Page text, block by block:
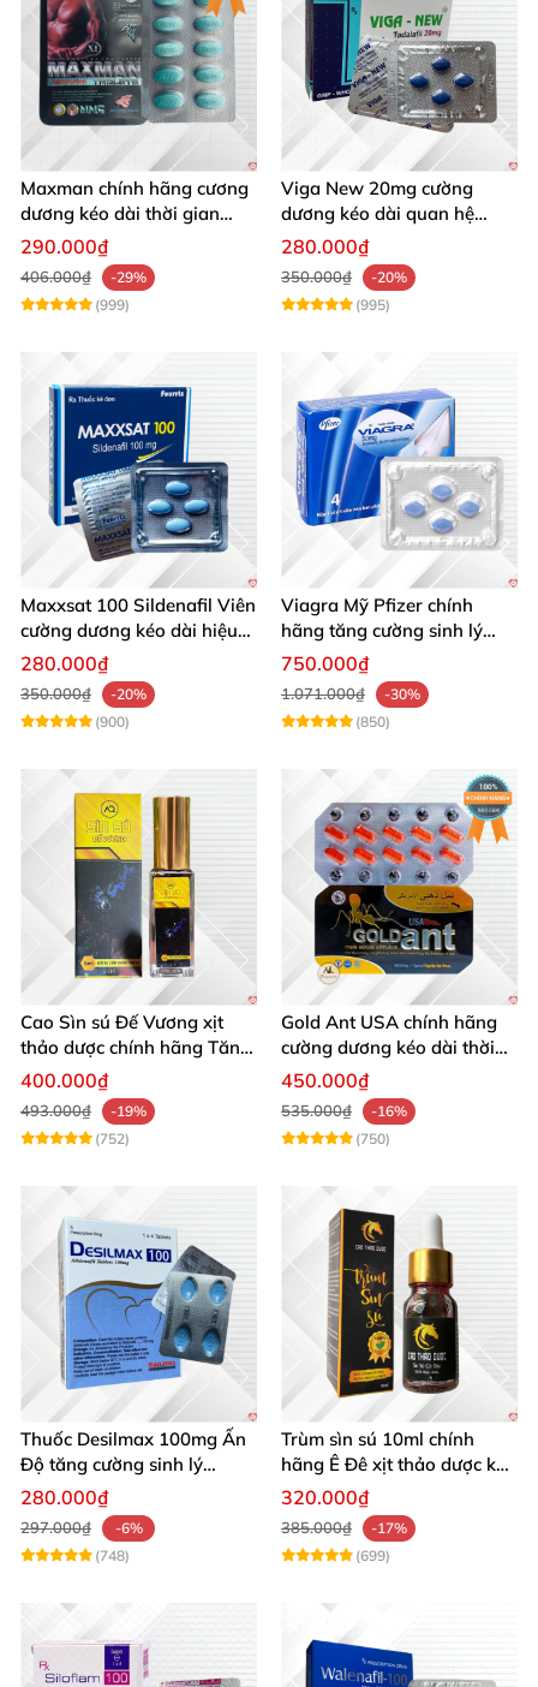
Maxman chính hãng cương
dương kéo dài thời gian
chống xuất tinh sớm hộp 10
290.000₫
406.000₫
-29%
(999)
Viga New 20mg cường
dương kéo dài quan hệ
chống xuất tinh sớm hộp 4
280.000₫
350.000₫
-20%
(995)
Maxxsat 100 Sildenafil Viên
cường dương kéo dài hiệu
quả nam giới
280.000₫
350.000₫
-20%
(900)
Viagra Mỹ Pfizer chính
hãng tăng cường sinh lý
nam, kéo dài hiệu quả
750.000₫
1.071.000₫
-30%
(850)
Cao Sìn sú Đế Vương xịt
thảo dược chính hãng Tăng
cường sinh lực tốt
400.000₫
493.000₫
-19%
(752)
Gold Ant USA chính hãng
cường dương kéo dài thời
gian - Kiến Vàng Đen Tây
450.000₫
535.000₫
-16%
(750)
Thuốc Desilmax 100mg Ấn
Độ tăng cường sinh lý
cường dương hiệu quả
280.000₫
297.000₫
-6%
(748)
Trùm sìn sú 10ml chính
hãng Ê Đê xịt thảo dược kéo
dài quan hệ
320.000₫
385.000₫
-17%
(699)